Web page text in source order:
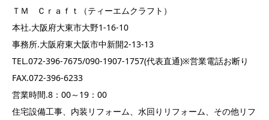
ＴＭ Ｃｒａｆｔ（ティーエムクラフト）
本社.大阪府大東市大野1-16-10
事務所.大阪府東大阪市中新開2-13-13
TEL.072-396-7675/090-1907-1757(代表直通)※営業電話お断り
FAX.072-396-6233
営業時間.8：00～19：00
住宅設備工事、内装リフォーム、水回りリフォーム、その他リフ